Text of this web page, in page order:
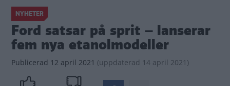
NYHETER
Ford satsar på sprit – lanserar
fem nya etanolmodeller
Publicerad 12 april 2021 (uppdaterad 14 april 2021)